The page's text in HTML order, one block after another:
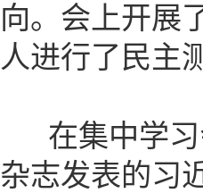
向。会上开展
人进行了民主
在集中学习
杂志发表的习